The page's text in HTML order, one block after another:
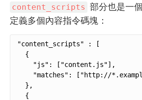
content_scripts 部分也是一
定義多個內容指令碼塊：
"content_scripts" : [
  {
    "js": ["content.js"],
"matches": ["http://
  },
  {